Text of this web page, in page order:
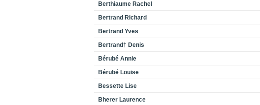
Berthiaume Rachel
Bertrand Richard
Bertrand Yves
Bertrand† Denis
Bérubé Annie
Bérubé Louise
Bessette Lise
Bherer Laurence